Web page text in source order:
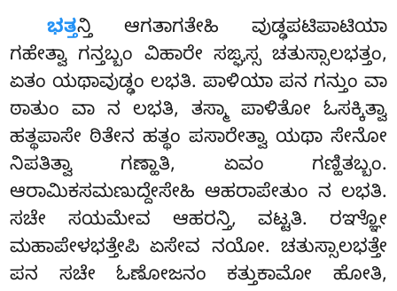
ಭತ್ತನ್ತಿ ಆಗತಾಗತೇಹಿ ವುಡ್ಢಪಟಿಪಾಟಿಯಾ
ಗಹೇತ್ವಾ ಗನ್ತಬ್ಬಂ ವಿಹಾರೇ ಸಙ್ಘಸ್ಸ ಚತುಸ್ಸಾಲಭತ್ತಂ,
ಏತಂ ಯಥಾವುಡ್ಢಂ ಲಭತಿ. ಪಾಳಿಯಾ ಪನ ಗನ್ತುಂ ವಾ
ಠಾತುಂ ವಾ ನ ಲಭತಿ, ತಸ್ಮಾ ಪಾಳಿತೋ ಓಸಕ್ಕಿತ್ವಾ
ಹತ್ಥಪಾಸೇ ಠಿತೇನ ಹತ್ಥಂ ಪಸಾರೇತ್ವಾ ಯಥಾ ಸೇನೋ
ನಿಪತಿತ್ವಾ ಗಣ್ಹಾತಿ, ಏವಂ ಗಣ್ಹಿತಬ್ಬಂ.
ಆರಾಮಿಕಸಮಣುದ್ದೇಸೇಹಿ ಆಹರಾಪೇತುಂ ನ ಲಭತಿ.
ಸಚೇ ಸಯಮೇವ ಆಹರನ್ತಿ, ವಟ್ಟತಿ. ರಞ್ಞೋ
ಮಹಾಪೇಳಭತ್ತೇಪಿ ಏಸೇವ ನಯೋ. ಚತುಸ್ಸಾಲಭತ್ತೇ
ಪನ ಸಚೇ ಓಣೋಜನಂ ಕತ್ತುಕಾಮೋ ಹೋತಿ,